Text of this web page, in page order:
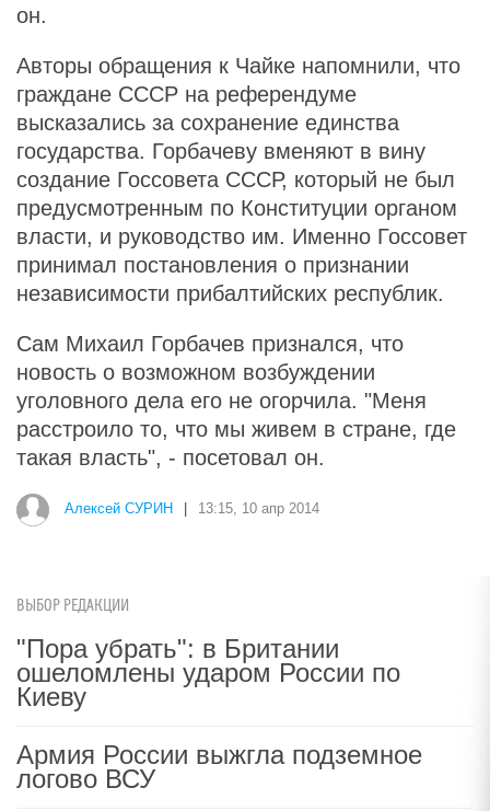
он.
Авторы обращения к Чайке напомнили, что
граждане СССР на референдуме
высказались за сохранение единства
государства. Горбачеву вменяют в вину
создание Госсовета СССР, который не был
предусмотренным по Конституции органом
власти, и руководство им. Именно Госсовет
принимал постановления о признании
независимости прибалтийских республик.
Сам Михаил Горбачев признался, что
новость о возможном возбуждении
уголовного дела его не огорчила. "Меня
расстроило то, что мы живем в стране, где
такая власть", - посетовал он.
Алексей СУРИН 13:15, 10 апр 2014
ВЫБОР РЕДАКЦИИ
"Пора убрать": в Британии
ошеломлены ударом России по
Киеву
Армия России выжгла подземное
логово ВСУ